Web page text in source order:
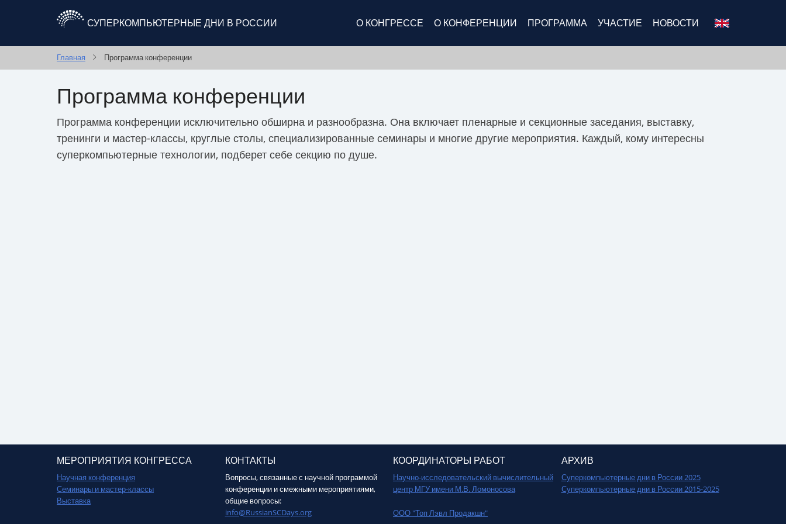
содержанию
СУПЕРКОМПЬЮТЕРНЫЕ ДНИ В РОССИИ
Основная
навигация
О КОНГРЕССЕ О КОНФЕРЕНЦИИ ПРОГРАММА УЧАСТИЕ НОВОСТИ
Главная Программа конференции
Программа конференции
Программа конференции исключительно обширна и разнообразна. Она включает пленарные и секционные заседания, выставку,
тренинги и мастер-классы, круглые столы, специализированные семинары и многие другие мероприятия. Каждый, кому интересны
суперкомпьютерные технологии, подберет себе секцию по душе.
МЕРОПРИЯТИЯ КОНГРЕССА
Научная конференция
Семинары и мастер-классы
Выставка
КОНТАКТЫ
Вопросы, связанные с научной программой
конференции и смежными мероприятиями,
общие вопросы:
info@RussianSCDays.org
КООРДИНАТОРЫ РАБОТ
Научно-исследовательский вычислительный
центр МГУ имени М.В. Ломоносова
ООО "Топ Лэвл Продакшн"
АРХИВ
Суперкомпьютерные дни в России 2025
Суперкомпьютерные дни в России 2015-2025